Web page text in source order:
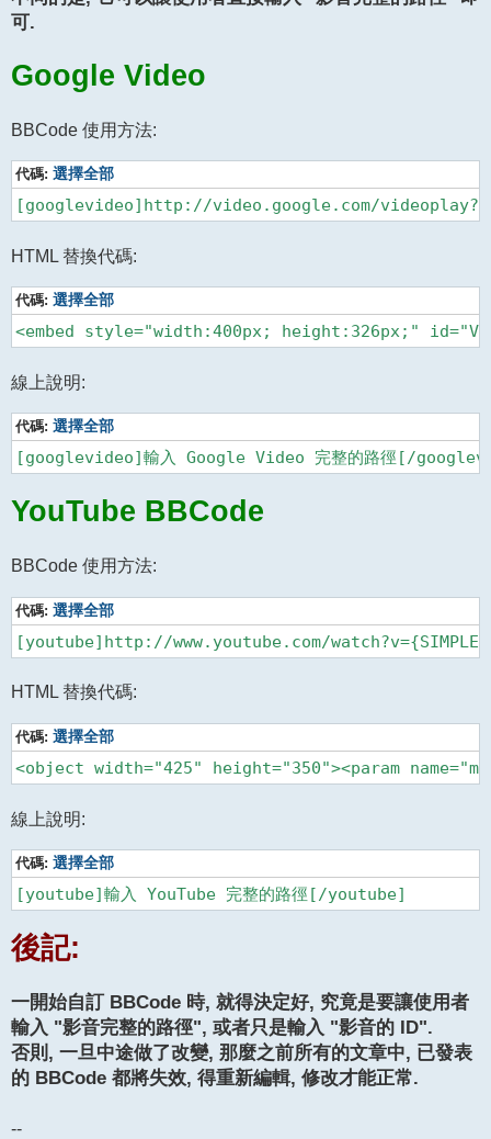
可.
Google Video
BBCode 使用方法:
代碼: 選擇全部
[googlevideo]http://video.google.com/
HTML 替換代碼:
代碼: 選擇全部
線上說明:
代碼: 選擇全部
YouTube BBCode
BBCode 使用方法:
代碼: 選擇全部
[youtube]http://www.youtube.com/
HTML 替換代碼:
代碼: 選擇全部
線上說明:
代碼: 選擇全部
[youtube]輸入 YouTube 完整的路徑[/youtube]
後記:
一開始自訂 BBCode 時, 就得決定好, 究竟是要讓使用者
輸入 "影音完整的路徑", 或者只是輸入 "影音的 ID".
否則, 一旦中途做了改變, 那麼之前所有的文章中, 已發表
的 BBCode 都將失效, 得重新編輯, 修改才能正常.
--